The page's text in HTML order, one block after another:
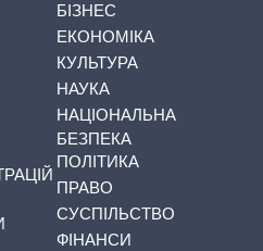
БІЗНЕС
ЕКОНОМІКА
КУЛЬТУРА
НАУКА
НАЦІОНАЛЬНА
БЕЗПЕКА
ПОЛІТИКА
ПРАВО
СУСПІЛЬСТВО
ФІНАНСИ